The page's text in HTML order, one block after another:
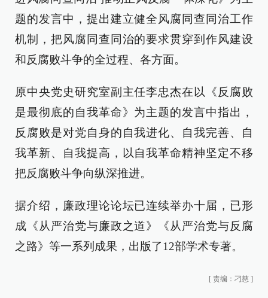
题的发言中，提出建立健全风腐同查同治工作
机制，把风腐同查同治的要求贯穿到作风建设
和反腐败斗争的全过程、各方面。
原中央党史研究室副主任李忠杰在以《反腐败
是最彻底的自我革命》为主题的发言中指出，
反腐败是对党自身的自我进化、自我完善、自
我革新、自我提高，以自我革命精神坚定不移
把反腐败斗争向纵深推进。
据介绍，廉政理论论坛已连续举办十届，已形
成《从严治党与廉政之道》《从严治党与反腐
之路》等一系列成果，出版了12部学术专著。
[ 责编：刁慈 ]